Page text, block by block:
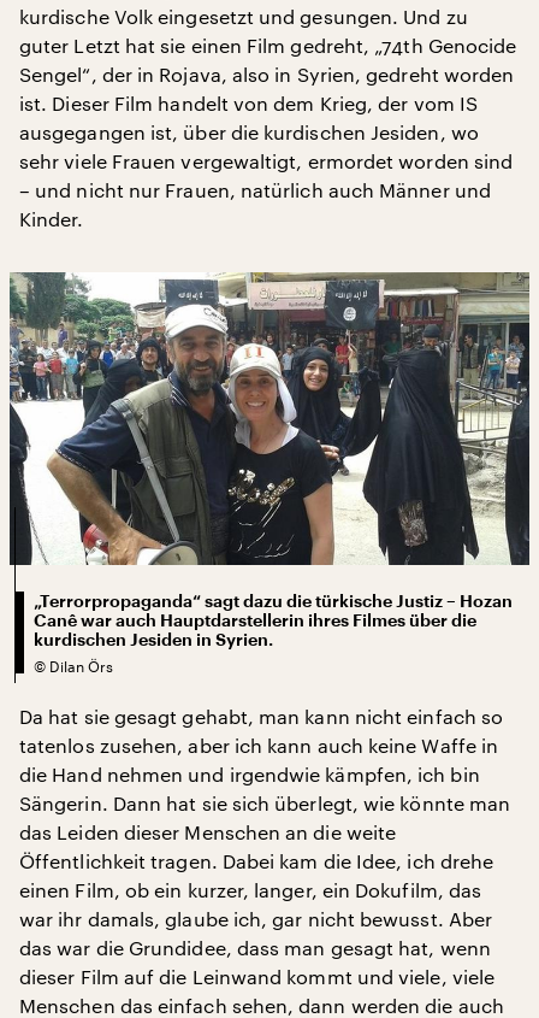
kurdische Volk eingesetzt und gesungen. Und zu
guter Letzt hat sie einen Film gedreht, „74th Genocide
Sengel“, der in Rojava, also in Syrien, gedreht worden
ist. Dieser Film handelt von dem Krieg, der vom IS
ausgegangen ist, über die kurdischen Jesiden, wo
sehr viele Frauen vergewaltigt, ermordet worden sind
– und nicht nur Frauen, natürlich auch Männer und
Kinder.
„Terrorpropaganda“ sagt dazu die türkische Justiz – Hozan
Canê war auch Hauptdarstellerin ihres Filmes über die
kurdischen Jesiden in Syrien.
© Dilan Örs
Da hat sie gesagt gehabt, man kann nicht einfach so
tatenlos zusehen, aber ich kann auch keine Waffe in
die Hand nehmen und irgendwie kämpfen, ich bin
Sängerin. Dann hat sie sich überlegt, wie könnte man
das Leiden dieser Menschen an die weite
Öffentlichkeit tragen. Dabei kam die Idee, ich drehe
einen Film, ob ein kurzer, langer, ein Dokufilm, das
war ihr damals, glaube ich, gar nicht bewusst. Aber
das war die Grundidee, dass man gesagt hat, wenn
dieser Film auf die Leinwand kommt und viele, viele
Menschen das einfach sehen, dann werden die auch